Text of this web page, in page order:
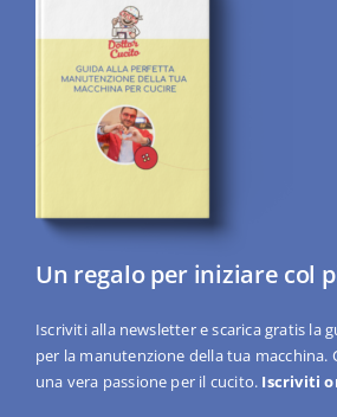
Un regalo per iniziare col
Iscriviti alla newsletter e scarica gratis la
per la manutenzione della tua macchina.
una vera passione per il cucito. Iscriviti